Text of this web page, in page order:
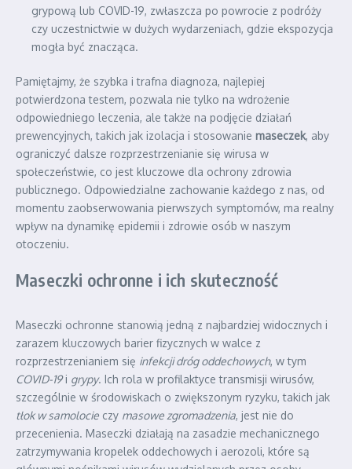
grypową lub COVID-19, zwłaszcza po powrocie z podróży
czy uczestnictwie w dużych wydarzeniach, gdzie ekspozycja
mogła być znacząca.
Pamiętajmy, że szybka i trafna diagnoza, najlepiej
potwierdzona testem, pozwala nie tylko na wdrożenie
odpowiedniego leczenia, ale także na podjęcie działań
prewencyjnych, takich jak izolacja i stosowanie maseczek, aby
ograniczyć dalsze rozprzestrzenianie się wirusa w
społeczeństwie, co jest kluczowe dla ochrony zdrowia
publicznego. Odpowiedzialne zachowanie każdego z nas, od
momentu zaobserwowania pierwszych symptomów, ma realny
wpływ na dynamikę epidemii i zdrowie osób w naszym
otoczeniu.
Maseczki ochronne i ich skuteczność
Maseczki ochronne stanowią jedną z najbardziej widocznych i
zarazem kluczowych barier fizycznych w walce z
rozprzestrzenianiem się infekcji dróg oddechowych, w tym
COVID-19i grypy. Ich rola w profilaktyce transmisji wirusów,
szczególnie w środowiskach o zwiększonym ryzyku, takich jak
tłok w samolocie czy masowe zgromadzenia, jest nie do
przecenienia. Maseczki działają na zasadzie mechanicznego
zatrzymywania kropelek oddechowych i aerozoli, które są